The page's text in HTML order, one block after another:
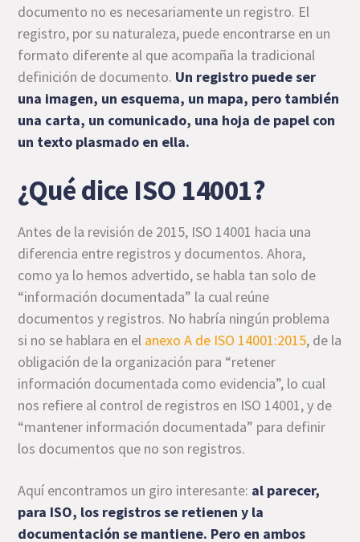
documento no es necesariamente un registro. El
registro, por su naturaleza, puede encontrarse en un
formato diferente al que acompaña la tradicional
definición de documento. Un registro puede ser
una imagen, un esquema, un mapa, pero también
una carta, un comunicado, una hoja de papel con
un texto plasmado en ella.
¿Qué dice ISO 14001?
Antes de la revisión de 2015, ISO 14001 hacia una
diferencia entre registros y documentos. Ahora,
como ya lo hemos advertido, se habla tan solo de
“información documentada” la cual reúne
documentos y registros. No habría ningún problema
si no se hablara en el anexo A de ISO 14001:2015, de la
obligación de la organización para “retener
información documentada como evidencia”, lo cual
nos refiere al control de registros en ISO 14001, y de
“mantener información documentada” para definir
los documentos que no son registros.
Aquí encontramos un giro interesante: al parecer,
para ISO, los registros se retienen y la
documentación se mantiene. Pero en ambos